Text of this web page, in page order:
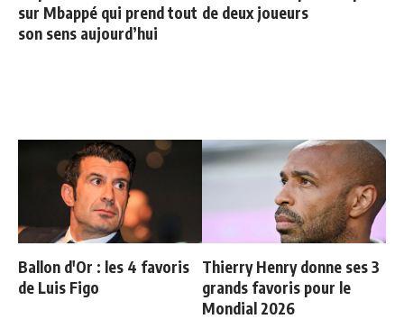
sur Mbappé qui prend tout
son sens aujourd’hui
de deux joueurs
Ballon d'Or : les 4 favoris
de Luis Figo
Thierry Henry donne ses 3
grands favoris pour le
Mondial 2026